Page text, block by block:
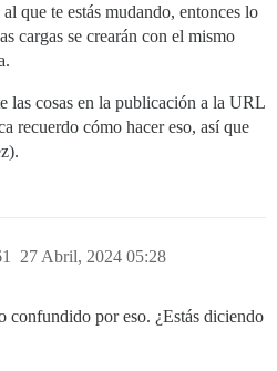
que te estás mudando, entonces lo
cargas se crearán con el mismo
las cosas en la publicación a la URL
recuerdo cómo hacer eso, así que
27 Abril, 2024 05:28
confundido por eso. ¿Estás diciendo